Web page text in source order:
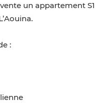
un appartement
: